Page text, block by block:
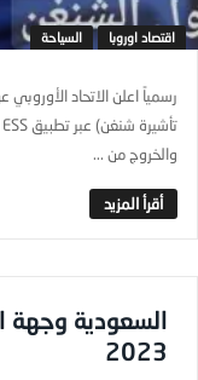
اقتصاد اوروبا السياحة
والخروج من ...
السعودية وجهة
2023